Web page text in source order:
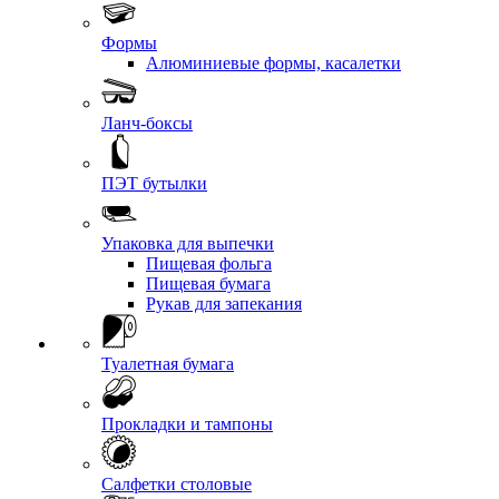
Формы
Алюминиевые формы, касалетки
Ланч-боксы
ПЭТ бутылки
Упаковка для выпечки
Пищевая фольга
Пищевая бумага
Рукав для запекания
Туалетная бумага
Прокладки и тампоны
Салфетки столовые